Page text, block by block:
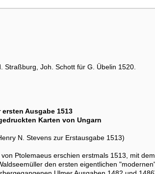
Straßburg, Joh. Schott für G. Übelin 1520.
Ausgabe 1513
Karten von Ungarn
N. Stevens zur Erstausgabe 1513)
Ptolemaeus erschien erstmals 1513, mit
den ersten eigentlichen